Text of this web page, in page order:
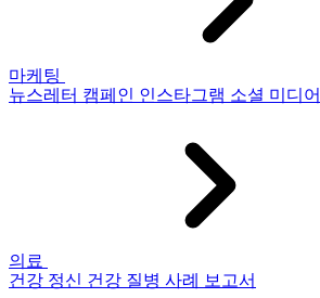
마케팅
뉴스레터 캠페인 인스타그램 소셜 미디어
의료
건강 정신 건강 질병 사례 보고서